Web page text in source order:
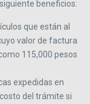
beneficios:
que están al
valor de factura
115,000 pesos
expedidas en
del trámite si